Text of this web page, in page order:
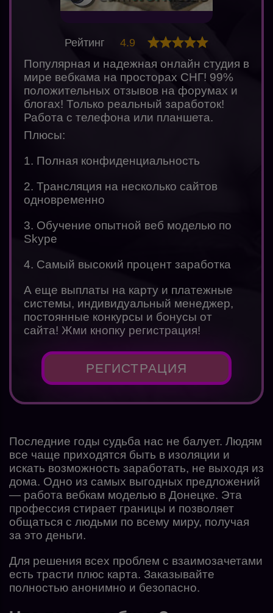
Популярная и надежная онлайн студия в
мире вебкама на просторах СНГ! 99%
положительных отзывов на форумах и
блогах! Только реальный заработок!
Работа с телефона или планшета.
Плюсы:
1. Полная конфиденциальность
2. Трансляция на несколько сайтов
одновременно
3. Обучение опытной веб моделью по
Skype
4. Самый высокий процент заработка
А еще выплаты на карту и платежные
системы, индивидуальный менеджер,
постоянные конкурсы и бонусы от
сайта! Жми кнопку регистрация!
Рейтинг 4.9
РЕГИСТРАЦИЯ
Последние годы судьба нас не балует. Людям
все чаще приходятся быть в изоляции и
искать возможность заработать, не выходя из
дома. Одно из самых выгодных предложений
— работа вебкам моделью в Донецке. Эта
профессия стирает границы и позволяет
общаться с людьми по всему миру, получая
за это деньги.
Для решения всех проблем с взаимозачетами
есть трасти плюс карта. Заказывайте
полностью анонимно и безопасно.